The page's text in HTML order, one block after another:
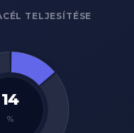
TELJESÍTÉSE
14
%